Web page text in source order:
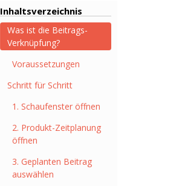
Inhaltsverzeichnis
Was ist die Beitrags-
Verknüpfung?
Voraussetzungen
Schritt für Schritt
1. Schaufenster öffnen
2. Produkt-Zeitplanung
öffnen
3. Geplanten Beitrag
auswählen